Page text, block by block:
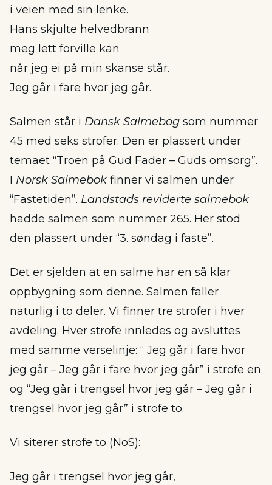
i veien med sin lenke.
Hans skjulte helvedbrann
meg lett forville kan
når jeg ei på min skanse står.
Jeg går i fare hvor jeg går.
Salmen står i Dansk Salmebog som nummer
45 med seks strofer. Den er plassert under
temaet “Troen på Gud Fader – Guds omsorg”.
I Norsk Salmebok finner vi salmen under
“Fastetiden”. Landstads reviderte salmebok
hadde salmen som nummer 265. Her stod
den plassert under “3. søndag i faste”.
Det er sjelden at en salme har en så klar
oppbygning som denne. Salmen faller
naturlig i to deler. Vi finner tre strofer i hver
avdeling. Hver strofe innledes og avsluttes
med samme verselinje: “ Jeg går i fare hvor
jeg går – Jeg går i fare hvor jeg går” i strofe en
og “Jeg går i trengsel hvor jeg går – Jeg går i
trengsel hvor jeg går” i strofe to.
Vi siterer strofe to (NoS):
Jeg går i trengsel hvor jeg går,